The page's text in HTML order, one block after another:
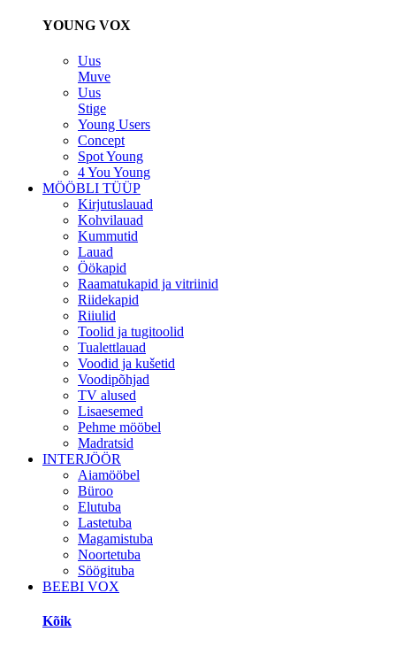
YOUNG VOX
Uus
Muve
Uus
Stige
Young Users
Concept
Spot Young
4 You Young
MÖÖBLI TÜÜP
Kirjutuslauad
Kohvilauad
Kummutid
Lauad
Öökapid
Raamatukapid ja vitriinid
Riidekapid
Riiulid
Toolid ja tugitoolid
Tualettlauad
Voodid ja kušetid
Voodipõhjad
TV alused
Lisaesemed
Pehme mööbel
Madratsid
INTERJÖÖR
Aiamööbel
Büroo
Elutuba
Lastetuba
Magamistuba
Noortetuba
Söögituba
BEEBI VOX
Kõik